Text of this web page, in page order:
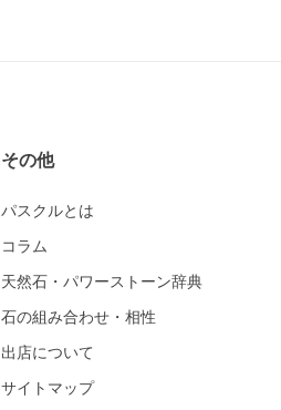
その他
パスクルとは
コラム
天然石・パワーストーン辞典
石の組み合わせ・相性
出店について
サイトマップ